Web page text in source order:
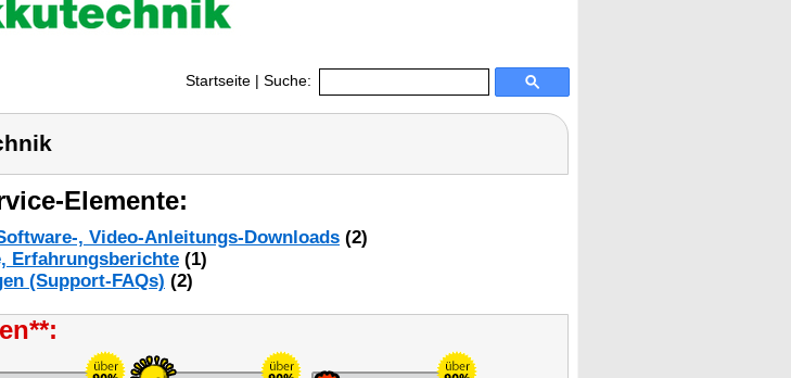
Startseite | Suche:
Elemente:
, Video-Anleitungs-Downloads (2)
Erfahrungsberichte (1)
(Support-FAQs) (2)